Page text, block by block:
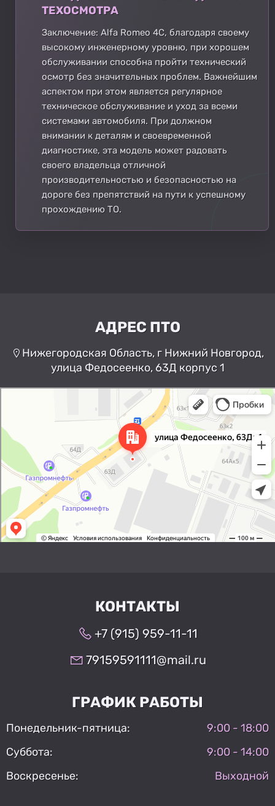
ТЕХОСМОТРА
Заключение: Alfa Romeo 4C, благодаря своему
высокому инженерному уровню, при хорошем
обслуживании способна пройти технический
осмотр без значительных проблем. Важнейшим
аспектом при этом является регулярное
техническое обслуживание и уход за всеми
системами автомобиля. При должном
внимании к деталям и своевременной
диагностике, эта модель может радовать
своего владельца отличной
производительностью и безопасностью на
дороге без препятствий на пути к успешному
прохождению ТО.
АДРЕС ПТО
Нижегородская Область, г Нижний Новгород,
улица Федосеенко, 63Д корпус 1
Нижний Новгород
Улица Федосеенко, 63Дк1 —
Яндекс Карты
КОНТАКТЫ
+7 (915) 959-11-11
79159591111@mail.ru
ГРАФИК РАБОТЫ
Понедельник-пятница:
9:00 - 18:00
Суббота:
9:00 - 14:00
Воскресенье:
Выходной